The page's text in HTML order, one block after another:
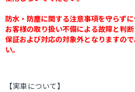
防水・防塵に関する注意事項を守らずに
お客様の取り扱い不備による故障と判断
保証および対応の対象外となりますの
い。
【実車について】